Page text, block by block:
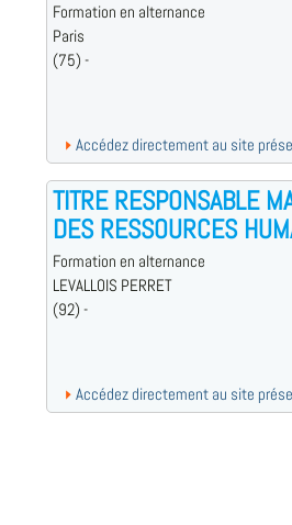
Formation en alternance
Paris
(75) -
Accédez directement au site
TITRE RESPONSABLE
DES RESSOURCES
Formation en alternance
LEVALLOIS PERRET
(92) -
Accédez directement au site